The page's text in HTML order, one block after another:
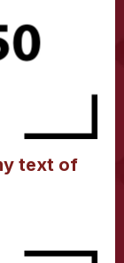
text of